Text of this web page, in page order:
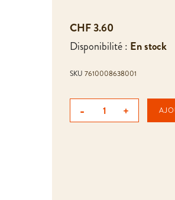
CHF 3.60
Disponibilité : En stock
SKU 7610008638001
- +